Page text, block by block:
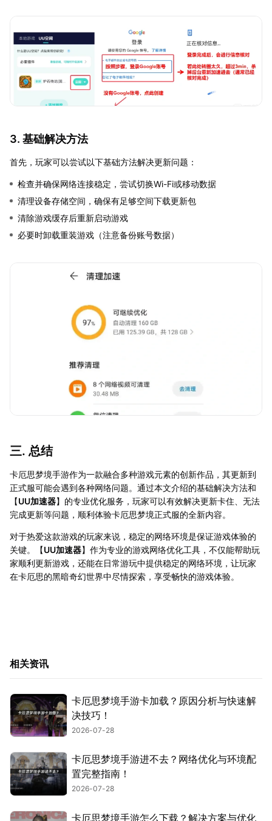
3. 基础解决方法
首先，玩家可以尝试以下基础方法解决更新问题：
检查并确保网络连接稳定，尝试切换Wi-Fi或移动数据
清理设备存储空间，确保有足够空间下载更新包
清除游戏缓存后重新启动游戏
必要时卸载重装游戏（注意备份账号数据）
三. 总结
卡厄思梦境手游作为一款融合多种游戏元素的创新作品，其更新到
正式服可能会遇到各种网络问题。通过本文介绍的基础解决方法和
【UU加速器】的专业优化服务，玩家可以有效解决更新卡住、无法
完成更新等问题，顺利体验卡厄思梦境正式服的全新内容。
对于热爱这款游戏的玩家来说，稳定的网络环境是保证游戏体验的
关键。【UU加速器】作为专业的游戏网络优化工具，不仅能帮助玩
家顺利更新游戏，还能在日常游玩中提供稳定的网络环境，让玩家
在卡厄思的黑暗奇幻世界中尽情探索，享受畅快的游戏体验。
相关资讯
卡厄思梦境手游卡加载？原因分析与快速解
决技巧！
2026-07-28
卡厄思梦境手游进不去？网络优化与环境配
置完整指南！
2026-07-28
卡厄思梦境手游怎么下载？解决方案与优化